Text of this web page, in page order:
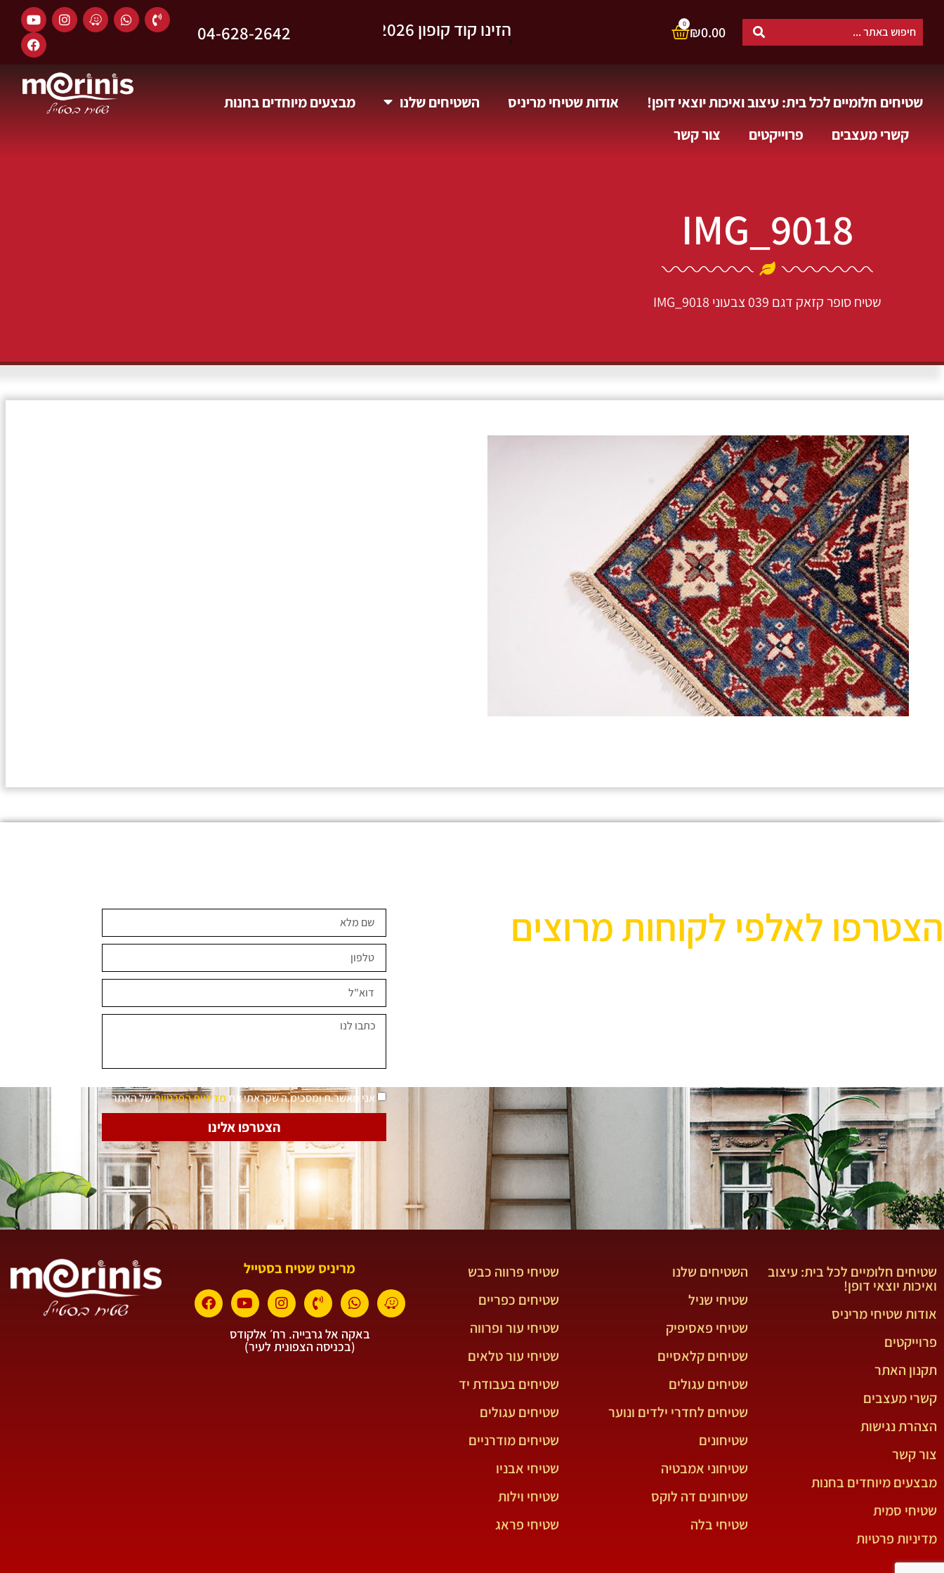
₪0.00
0 וקבלו 10% הנחה. 04-628-2642
שטיחים חלומיים לכל בית: עיצוב ואיכות יוצאי דופן! אודות שטיחי מריניס השטיחים שלנו
מבצעים מיוחדים בחנות
קשרי מעצבים
פרוייקטים צור קשר
IMG_9018
שטיח סופר קזאק דגם 039 צבעוני IMG_9018
הצטרפו לאלפי לקוחות מרוצים
אני מאשר.ת ומסכימ.ה שקראתי את מדיניות הפרטיותשל האתר
הצטרפו אלינו
שטיחים חלומיים לכל בית: עיצוב
ואיכות יוצאי דופן!
אודות שטיחי מריניס
פרוייקטים
תקנון האתר
קשרי מעצבים
הצהרת נגישות
צור קשר
מבצעים מיוחדים בחנות
שטיחי סמית
מדיניות פרטיות
השטיחים שלנו
שטיחי שניל
שטיחי פאסיפיק
שטיחים קלאסיים
שטיחים עגולים
שטיחים לחדרי ילדים ונוער
שטיחונים
שטיחוני אמבטיה
שטיחונים דה לוקס
שטיחי בלה
שטיחי פרווה כבש
שטיחים כפריים
שטיחי עור ופרווה
שטיחי עור טלאים
שטיחים בעבודת יד
שטיחים עגולים
שטיחים מודרניים
שטיחי אבניו
שטיחי וילות
שטיחי פראג
מריניס שטיח בסטייל
באקה אל גרבייה. רח׳ אלקודס
(בכניסה הצפונית לעיר)